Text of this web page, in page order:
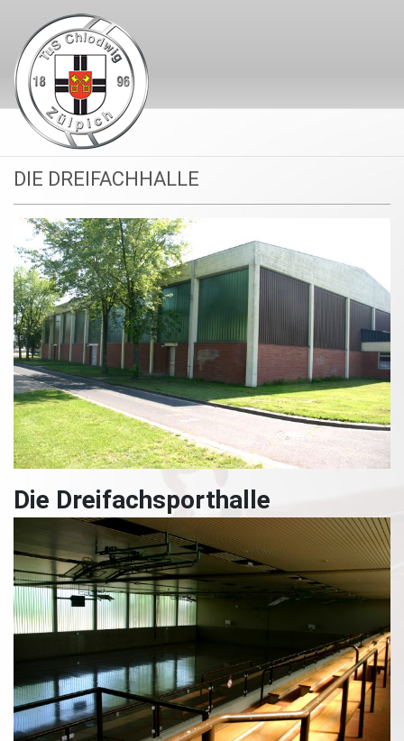
DIE DREIFACHHALLE
Die Dreifachsporthalle